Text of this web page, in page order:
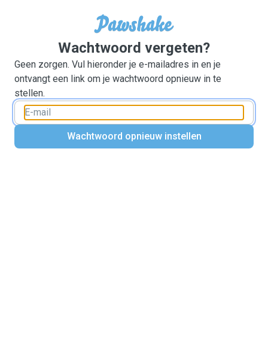
Wachtwoord vergeten?
Geen zorgen. Vul hieronder je e-mailadres in en je
ontvangt een link om je wachtwoord opnieuw in te
stellen.
Wachtwoord opnieuw instellen